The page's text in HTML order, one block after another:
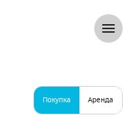
Покупка Аренда